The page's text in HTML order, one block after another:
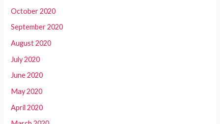
October 2020
September 2020
August 2020
July 2020
June 2020
May 2020
April 2020